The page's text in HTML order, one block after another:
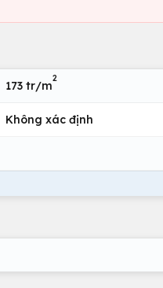
173 tr/m
2
Không xác định